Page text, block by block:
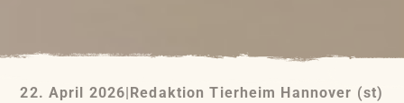
22. April 2026 Redaktion Tierheim Hannover (st)